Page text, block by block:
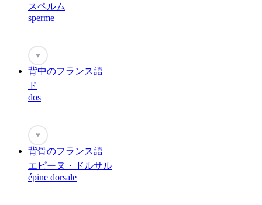
スペルム
sperme
♥
背中のフランス語
ド
dos
♥
背骨のフランス語
エピーヌ・ドルサル
épine dorsale